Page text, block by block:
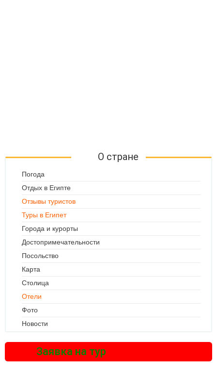
О стране
Погода
Отдых в Египте
Отзывы туристов
Туры в Египет
Города и курорты
Достопримечательности
Посольство
Карта
Столица
Отели
Фото
Новости
Заявка на тур